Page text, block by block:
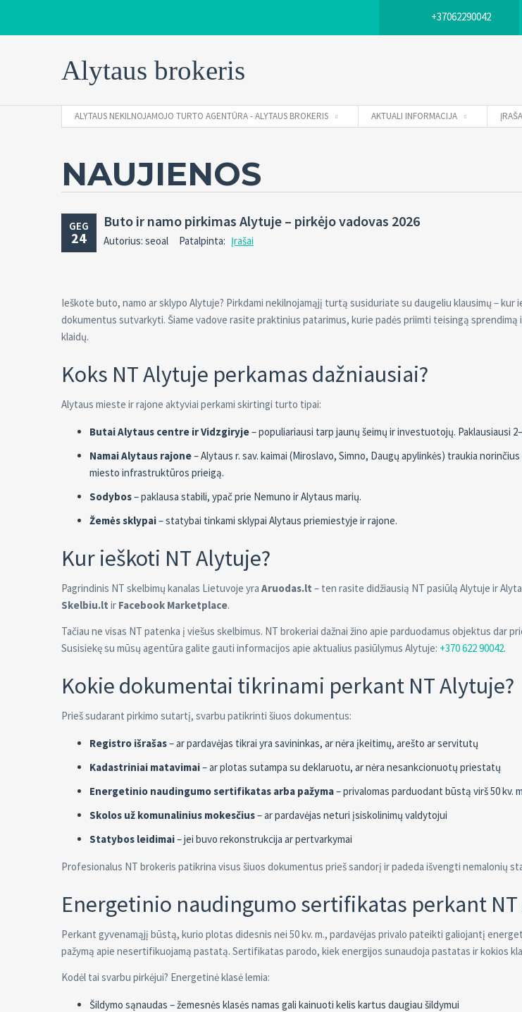
+37062290042
Alytaus brokeris
ALYTAUS NEKILNOJAMOJO TURTO AGENTŪRA - ALYTAUS BROKERIS AKTUALI INFORMACIJA
NAUJIENOS
GEG
24
Buto ir namo pirkimas Alytuje – pirkėjo vadovas 2026
Autorius: seoal Patalpinta: Įrašai
Ieškote buto, namo ar sklypo Alytuje? Pirkdami nekilnojamąjį turtą susiduriate su daugeliu klausimų – kur
dokumentus sutvarkyti. Šiame vadove rasite praktinius patarimus, kurie padės priimti teisingą sprendimą
klaidų.
Koks NT Alytuje perkamas dažniausiai?
Alytaus mieste ir rajone aktyviai perkami skirtingi turto tipai:
Butai Alytaus centre ir Vidzgiryje– populiariausi tarp jaunų šeimų ir investuotojų. Paklausiausi
Namai Alytaus rajone– Alytaus r. sav. kaimai (Miroslavo, Simno, Daugų apylinkės) traukia
miesto infrastruktūros prieigą.
Sodybos– paklausa stabili, ypač prie Nemuno ir Alytaus marių.
Žemės sklypai– statybai tinkami sklypai Alytaus priemiestyje ir rajone.
Kur ieškoti NT Alytuje?
Pagrindinis NT skelbimų kanalas Lietuvoje yra Aruodas.lt – ten rasite didžiausią NT pasiūlą Alytuje ir
Skelbiu.lt ir Facebook Marketplace.
Tačiau ne visas NT patenka į viešus skelbimus. NT brokeriai dažnai žino apie parduodamus objektus dar
Susisiekę su mūsų agentūra galite gauti informacijos apie aktualius pasiūlymus Alytuje: +370 622 90042.
Kokie dokumentai tikrinami perkant NT Alytuje?
Prieš sudarant pirkimo sutartį, svarbu patikrinti šiuos dokumentus:
Registro išrašas– ar pardavėjas tikrai yra savininkas, ar nėra įkeitimų, arešto ar servitutų
Kadastriniai matavimai– ar plotas sutampa su deklaruotu, ar nėra nesankcionuotų priestatų
Energetinio naudingumo sertifikatas arba pažyma– privalomas parduodant būstą virš 50 kv.
Skolos už komunalinius mokesčius– ar pardavėjas neturi įsiskolinimų valdytojui
Statybos leidimai– jei buvo rekonstrukcija ar pertvarkymai
Profesionalus NT brokeris patikrina visus šiuos dokumentus prieš sandorį ir padeda išvengti nemalonių
Energetinio naudingumo sertifikatas perkant
Perkant gyvenamąjį būstą, kurio plotas didesnis nei 50 kv. m., pardavėjas privalo pateikti galiojantį
pažymą apie nesertifikuojamą pastatą. Sertifikatas parodo, kiek energijos sunaudoja pastatas ir kokios
Kodėl tai svarbu pirkėjui? Energetinė klasė lemia:
Šildymo sąnaudas – žemesnės klasės namas gali kainuoti kelis kartus daugiau šildymui